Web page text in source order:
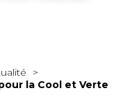
>
la Cool et Verte